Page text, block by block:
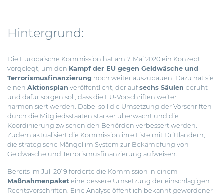
Hintergrund:
Die Europäische Kommission hat am 7. Mai 2020 ein Konzept
vorgelegt, um den Kampf der EU gegen Geldwäsche und
Terrorismusfinanzierung noch weiter auszubauen. Dazu hat sie
einen Aktionsplan veröffentlicht, der aufsechs Säulen beruht
und dafür sorgen soll, dass die EU-Vorschriften weiter
harmonisiert werden. Dabei soll die Umsetzung der Vorschriften
durch die Mitgliedsstaaten stärker überwacht und die
Koordinierung zwischen den Behörden verbessert werden.
Zudem aktualisiert die Kommission ihre Liste mit Drittländern,
die strategische Mängel im System zur Bekämpfung von
Geldwäsche und Terrorismusfinanzierung aufweisen.
Bereits im Juli 2019 forderte die Kommission in einem
Maßnahmenpaket eine bessere Umsetzung der einschlägigen
Rechtsvorschriften. Eine Analyse öffentlich bekannt gewordener